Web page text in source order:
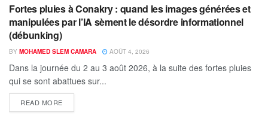
Fortes pluies à Conakry : quand les images générées et
manipulées par l’IA sèment le désordre informationnel
(débunking)
BY MOHAMED SLEM CAMARA AOÛT 4, 2026
Dans la journée du 2 au 3 août 2026, à la suite des fortes pluies
qui se sont abattues sur...
READ MORE